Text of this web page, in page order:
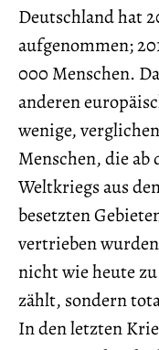
Deutschland hat
aufgenommen;
000 Menschen.
anderen
wenige,
Menschen, die ab
Weltkriegs aus
besetzten
vertrieben
nicht wie heute
zählt, sondern
In den letzten